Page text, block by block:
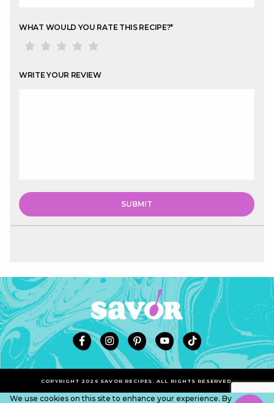
WHAT WOULD YOU RATE THIS RECIPE?*
WRITE YOUR REVIEW
COPYRIGHT 2026 SAVOR RECIPES. ALL RIGHTS RESERVED.
We use cookies on this site to enhance your experience. By